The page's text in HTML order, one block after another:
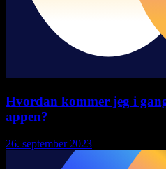
Hvordan kommer jeg i
appen?
26. september 2023